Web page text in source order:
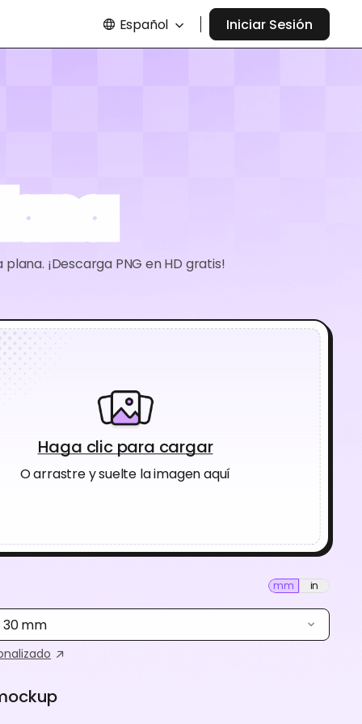
Español Iniciar Sesión
¡Descarga PNG en HD gratis!
Haga clic para cargar
O arrastre y suelte la imagen aquí
mm in
30 mm